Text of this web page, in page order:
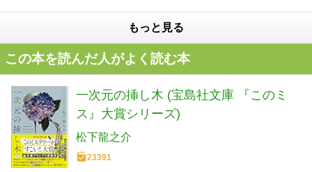
もっと見る
この本を読んだ人がよく読む本
一次元の挿し木 (宝島社文庫 『このミ
ス』大賞シリーズ)
松下龍之介
23391